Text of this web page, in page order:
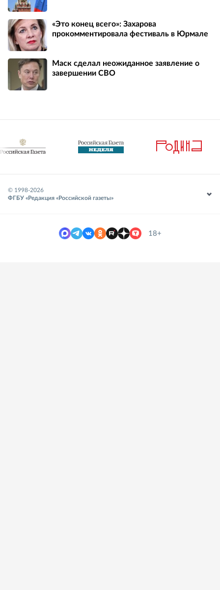
«Это конец всего»: Захарова
прокомментировала фестиваль в Юрмале
Маск сделал неожиданное заявление о
завершении СВО
© 1998-2026
ФГБУ «Редакция «Российской газеты»
18+